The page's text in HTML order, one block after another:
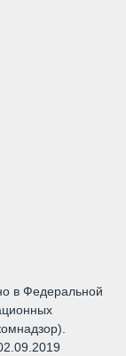
в Федеральной